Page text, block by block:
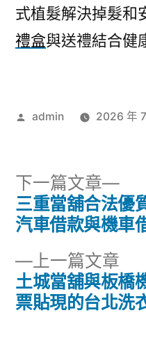
式植髮解決掉髮和
禮盒與送禮結合健
作
admin 2026 年
文
導
覽
上一篇文章
一
篇
土城當舖與板橋
票貼現的台北洗
下一篇文章
下
一
篇
三重當舖合法優
汽車借款與機車